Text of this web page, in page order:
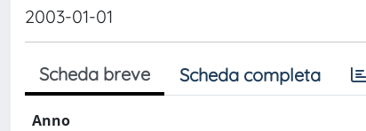
2003-01-01
Scheda breve Scheda completa
Anno